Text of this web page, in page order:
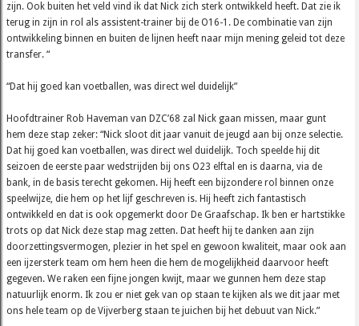
zijn. Ook buiten het veld vind ik dat Nick zich sterk ontwikkeld heeft. Dat zie ik
terug in zijn in rol als assistent-trainer bij de O16-1. De combinatie van zijn
ontwikkeling binnen en buiten de lijnen heeft naar mijn mening geleid tot deze
transfer. “
“Dat hij goed kan voetballen, was direct wel duidelijk”
Hoofdtrainer Rob Haveman van DZC’68 zal Nick gaan missen, maar gunt
hem deze stap zeker: “Nick sloot dit jaar vanuit de jeugd aan bij onze selectie.
Dat hij goed kan voetballen, was direct wel duidelijk. Toch speelde hij dit
seizoen de eerste paar wedstrijden bij ons O23 elftal en is daarna, via de
bank, in de basis terecht gekomen. Hij heeft een bijzondere rol binnen onze
speelwijze, die hem op het lijf geschreven is. Hij heeft zich fantastisch
ontwikkeld en dat is ook opgemerkt door De Graafschap. Ik ben er hartstikke
trots op dat Nick deze stap mag zetten. Dat heeft hij te danken aan zijn
doorzettingsvermogen, plezier in het spel en gewoon kwaliteit, maar ook aan
een ijzersterk team om hem heen die hem de mogelijkheid daarvoor heeft
gegeven. We raken een fijne jongen kwijt, maar we gunnen hem deze stap
natuurlijk enorm. Ik zou er niet gek van op staan te kijken als we dit jaar met
ons hele team op de Vijverberg staan te juichen bij het debuut van Nick.”